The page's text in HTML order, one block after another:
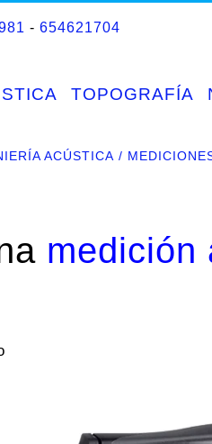
- 654621704
TOPOGRAFÍA
ACÚSTICA
medición